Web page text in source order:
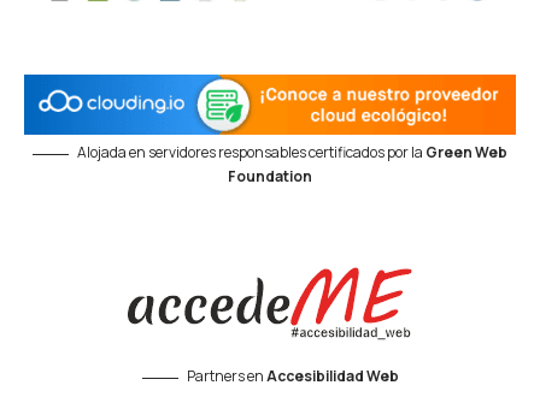
Alojada en servidores responsables certificados por la Green Web
Foundation
Partners enAccesibilidad Web